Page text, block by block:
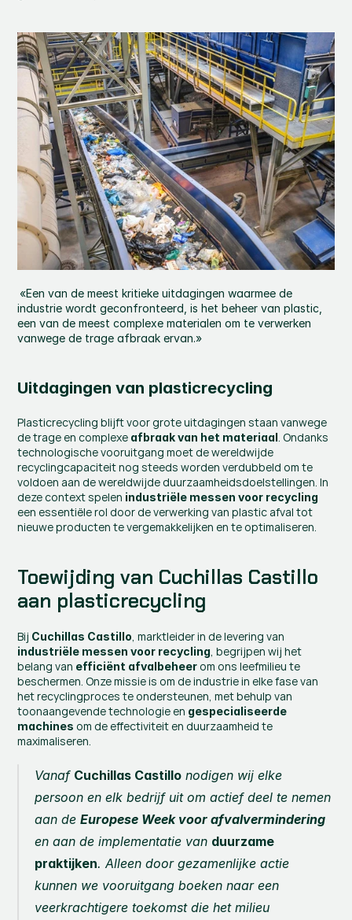
«Een van de meest kritieke uitdagingen waarmee de
industrie wordt geconfronteerd, is het beheer van plastic,
een van de meest complexe materialen om te verwerken
vanwege de trage afbraak ervan.»
Uitdagingen van plasticrecycling
Plasticrecycling blijft voor grote uitdagingen staan vanwege
de trage en complexe afbraak van het materiaal. Ondanks
technologische vooruitgang moet de wereldwijde
recyclingcapaciteit nog steeds worden verdubbeld om te
voldoen aan de wereldwijde duurzaamheidsdoelstellingen. In
deze context spelen industriële messen voor recycling
een essentiële rol door de verwerking van plastic afval tot
nieuwe producten te vergemakkelijken en te optimaliseren.
Toewijding van Cuchillas Castillo
aan plasticrecycling
Bij Cuchillas Castillo
industriële messen voor recycling, begrijpen wij het
belang van efficiënt afvalbeheer om ons leefmilieu te
beschermen. Onze missie is om de industrie in elke fase van
het recyclingproces te ondersteunen, met behulp van
toonaangevende technologie en gespecialiseerde
machines om de effectiviteit en duurzaamheid te
maximaliseren.
Vanaf Cuchillas Castillo nodigen wij elke
persoon en elk bedrijf uit om actief deel te nemen
aan de Europese Week voor afvalvermindering
en aan de implementatie van duurzame
praktijken. Alleen door gezamenlijke actie
kunnen we vooruitgang boeken naar een
veerkrachtigere toekomst die het milieu